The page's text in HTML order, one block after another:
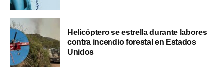
Helicóptero se estrella durante labores
contra incendio forestal en Estados
Unidos